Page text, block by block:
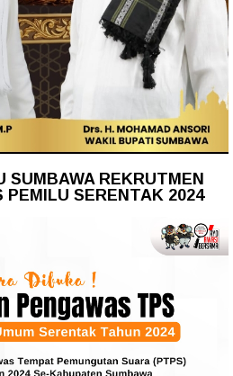
SUMBAWA REKRUTMEN
PEMILU SERENTAK 2024